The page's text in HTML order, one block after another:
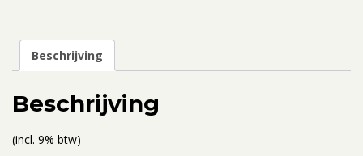
augustus
2025
Beschrijving
Beschrijving
(incl. 9% btw)